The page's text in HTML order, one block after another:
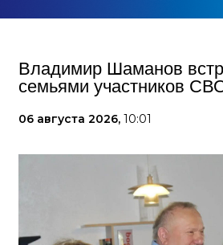
Владимир Шаманов
семьями участников
06 августа 2026, 10:01